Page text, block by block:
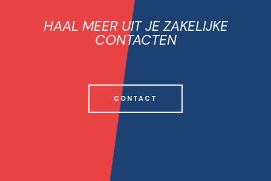
HAAL MEER UIT JE ZAKELIJKE
CONTACTEN
CONTACT